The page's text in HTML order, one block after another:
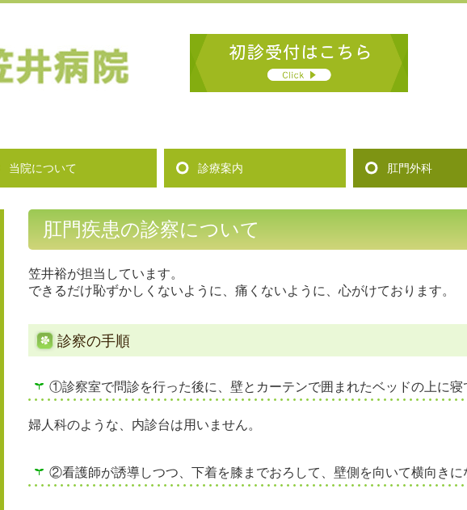
当院について
医師紹介
施設基準
入院料等情報
保険外負担に関する事項
診療案内 肛門外科
肛門疾患の診察について
笠井裕が担当しています。
できるだけ恥ずかしくないように、痛くないように、心がけております。
診察の手順
①診察室で問診を行った後に、壁とカーテンで囲まれたベッドの上に寝
婦人科のような、内診台は用いません。
②看護師が誘導しつつ、下着を膝までおろして、壁側を向いて横向きに